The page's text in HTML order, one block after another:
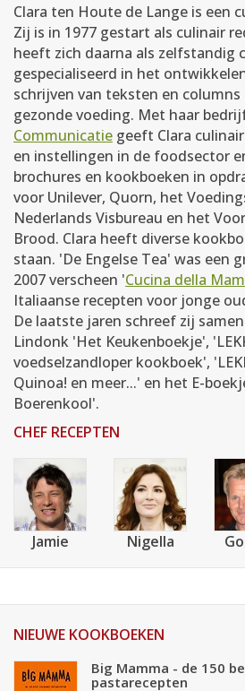
Clara ten Houte de Lange is een
Zij is in 1977 gestart als culinair
heeft zich daarna als zelfstandig
gespecialiseerd in het
schrijven van teksten en columns
gezonde voeding. Met haar
Communicatie geeft Clara
en instellingen in de foodsector
brochures en kookboeken in
voor Unilever, Quorn, het
Nederlands Visbureau en het
Brood. Clara heeft diverse
staan. 'De Engelse Tea' was een
2007 verscheen 'Cucina della
Italiaanse recepten voor jonge
De laatste jaren schreef zij
Lindonk 'Het Keukenboekje',
voedselzandloper kookboek',
Quinoa! en meer...' en het E-
Boerenkool'.
CHEF RECEPTEN
Jamie Nigella
NIEUWE KOOKBOEKEN
Big Mamma - de 150
pastarecepten